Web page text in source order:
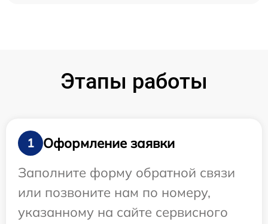
Этапы работы
1
Оформление заявки
Заполните форму обратной связи
или позвоните нам по номеру,
указанному на сайте сервисного